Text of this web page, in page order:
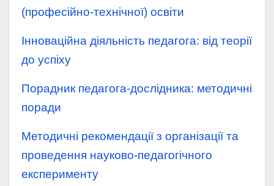
(професійно-технічної) освіти
Інноваційна діяльність педагога: від теорії
до успіху
Порадник педагога-дослідника: методичні
поради
Методичні рекомендації з організації та
проведення науково-педагогічного
експерименту